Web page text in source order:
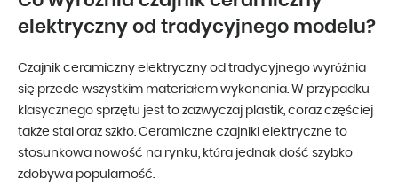
elektryczny od tradycyjnego modelu?
Czajnik ceramiczny elektryczny od tradycyjnego wyróżnia
się przede wszystkim materiałem wykonania. W przypadku
klasycznego sprzętu jest to zazwyczaj plastik, coraz częściej
także stal oraz szkło. Ceramiczne czajniki elektryczne to
stosunkowa nowość na rynku, która jednak dość szybko
zdobywa popularność.